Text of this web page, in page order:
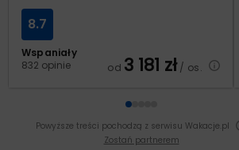
Wspaniały
832 opinie
8.7
od 3 181 zł/ os.
Powyższe treści pochodzą z serwisu Wakacje.pl
Zostań partnerem